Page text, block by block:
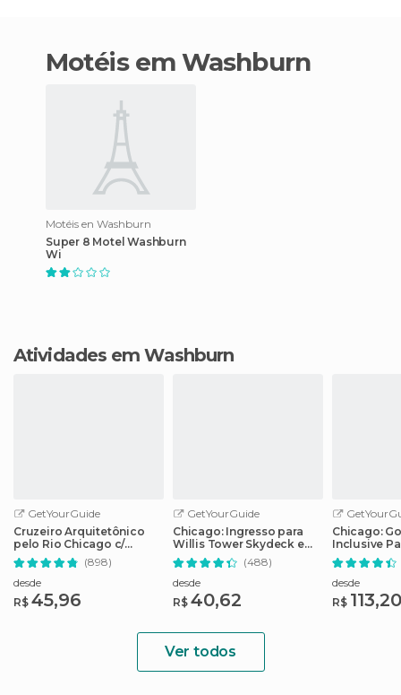
motéis em Washburn
Motéis en Washburn
Super 8 Motel Washburn
Wi
Atividades em Washburn
GetYourGuide
Cruzeiro Arquitetônico
pelo Rio Chicago c/
Bilhete Sem Fila
(898)
desde
R$ 45,96
GetYourGuide
Chicago: Ingresso para
Willis Tower Skydeck e
The Ledge
(488)
desde
R$ 40,62
Chicago:
Inclusive
de 25
desde
R$ 113,20
Ver todos